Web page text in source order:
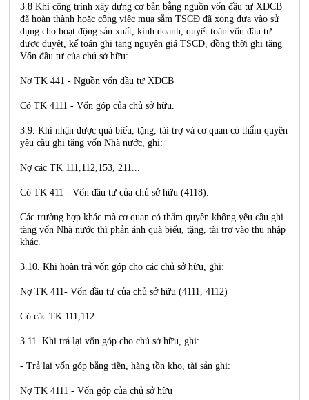
3.8 Khi công trình xây dựng cơ bản bằng nguồn vốn đầu tư XDCB
đã hoàn thành hoặc công việc mua sắm TSCĐ đã xong đưa vào sử
dụng cho hoạt động sản xuất, kinh doanh, quyết toán vốn đầu tư
được duyệt, kế toán ghi tăng nguyên giá TSCĐ, đồng thời ghi tăng
Vốn đầu tư của chủ sở hữu:
Nợ TK 441 - Nguồn vốn đầu tư XDCB
Có TK 4111 - Vốn góp của chủ sở hữu.
3.9. Khi nhận được quà biếu, tặng, tài trợ và cơ quan có thẩm quyền
yêu cầu ghi tăng vốn Nhà nước, ghi:
Nợ các TK 111,112,153, 211...
Có TK 411 - Vốn đầu tư của chủ sở hữu (4118).
Các trường hợp khác mà cơ quan có thẩm quyền không yêu cầu ghi
tăng vốn Nhà nước thì phản ánh quà biếu, tặng, tài trợ vào thu nhập
khác.
3.10. Khi hoàn trả vốn góp cho các chủ sở hữu, ghi:
Nợ TK 411- Vốn đầu tư của chủ sở hữu (4111, 4112)
Có các TK 111,112.
3.11. Khi trả lại vốn góp cho chủ sở hữu, ghi:
- Trả lại vốn góp bằng tiền, hàng tồn kho, tài sản ghi:
Nợ TK 4111 - Vốn góp của chủ sở hữu